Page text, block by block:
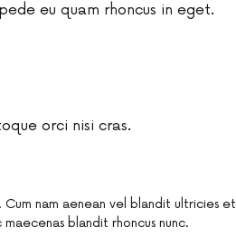
eu quam rhoncus in eget.
orci nisi cras.
nam aenean vel blandit ultricies et
blandit rhoncus nunc.